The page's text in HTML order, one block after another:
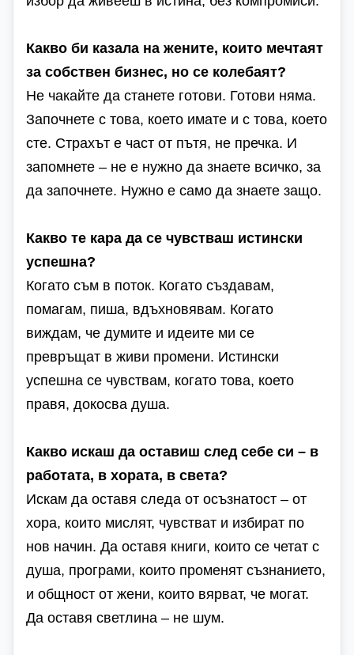
Какво би казала на жените, които мечтаят
за собствен бизнес, но се колебаят?
Не чакайте да станете готови. Готови няма.
Започнете с това, което имате и с това, което
сте. Страхът е част от пътя, не пречка. И
запомнете – не е нужно да знаете всичко, за
да започнете. Нужно е само да знаете защо.
Какво те кара да се чувстваш истински
успешна?
Когато съм в поток. Когато създавам,
помагам, пиша, вдъхновявам. Когато
виждам, че думите и идеите ми се
превръщат в живи промени. Истински
успешна се чувствам, когато това, което
правя, докосва душа.
Какво искаш да оставиш след себе си – в
работата, в хората, в света?
Искам да оставя следа от осъзнатост – от
хора, които мислят, чувстват и избират по
нов начин. Да оставя книги, които се четат с
душа, програми, които променят съзнанието,
и общност от жени, които вярват, че могат.
Да оставя светлина – не шум.